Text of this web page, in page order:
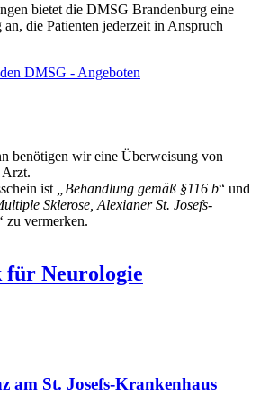
bietet die DMSG Brandenburg eine
an, die Patienten jederzeit in Anspruch
DMSG - Angeboten
benötigen wir eine Überweisung von
Arzt.
ist
„Behandlung gemäß §116 b“ und
Sklerose, Alexianer St. Josefs-
zu vermerken.
Neurologie
am St. Josefs-Krankenhaus